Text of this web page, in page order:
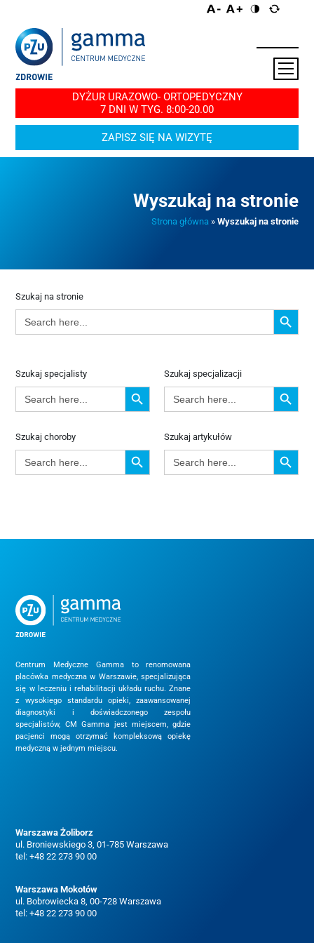
DYŻUR URAZOWO- ORTOPEDYCZNY
7 DNI W TYG. 8:00-20.00
ZAPISZ SIĘ NA WIZYTĘ
Wyszukaj na stronie
Strona główna » Wyszukaj na stronie
Szukaj na stronie
Search
for:
Search Button
Szukaj specjalisty
Search
for:
Search Button
Szukaj specjalizacji
Search
for:
Search Button
Szukaj choroby
Search
for:
Search Button
Szukaj artykułów
Search
for:
Search Button
Centrum Medyczne Gamma to renomowana
placówka medyczna w Warszawie, specjalizująca
się w leczeniu i rehabilitacji układu ruchu. Znane
z wysokiego standardu opieki, zaawansowanej
diagnostyki i doświadczonego zespołu
specjalistów, CM Gamma jest miejscem, gdzie
pacjenci mogą otrzymać kompleksową opiekę
medyczną w jednym miejscu.
Warszawa Żoliborz
ul. Broniewskiego 3, 01-785 Warszawa
tel:+48 22 273 90 00
Warszawa Mokotów
ul. Bobrowiecka 8, 00-728 Warszawa
tel:+48 22 273 90 00